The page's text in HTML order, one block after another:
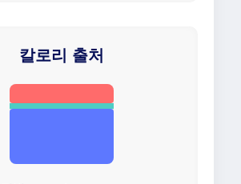
칼로리 출처